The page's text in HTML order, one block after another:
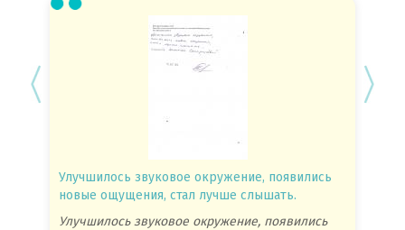
Улучшилось звуковое окружение, появились
новые ощущения, стал лучше слышать.
Улучшилось звуковое окружение, появились